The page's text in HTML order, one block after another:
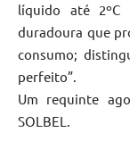
líquido até
duradoura que
consumo;
perfeito”.
Um requinte
SOLBEL.